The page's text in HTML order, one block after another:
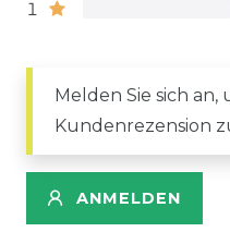
1
Melden Sie sich an,
Kundenrezension
ANMELDEN